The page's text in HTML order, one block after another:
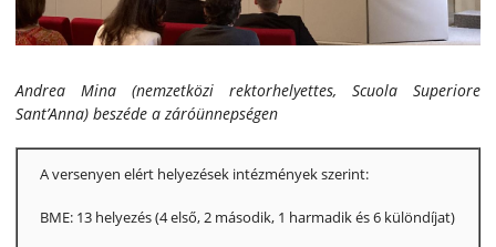
Andrea Mina (nemzetközi rektorhelyettes, Scuola Superiore
Sant’Anna) beszéde a záróünnepségen
A versenyen elért helyezések intézmények szerint:
BME: 13 helyezés (4 első, 2 második, 1 harmadik és 6 különdíjat)